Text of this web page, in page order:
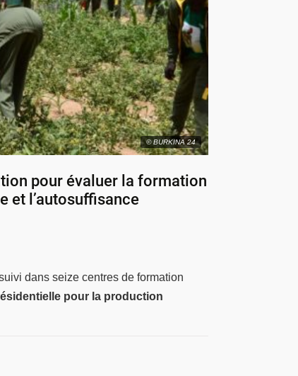
© BURKINA 24
pour évaluer la formation
et l’autosuffisance
dans seize centres de formation
pour la production